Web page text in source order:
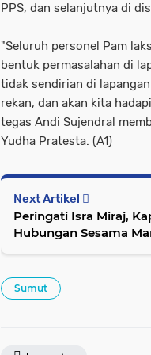
PPS, dan selanjutnya di
"Seluruh personel Pam
bentuk permasalahan di
tidak sendirian di
rekan, dan akan kita
tegas Andi Sujendral
Yudha Pratesta. (A1)
Next Artikel
Peringati Isra Miraj,
Hubungan Sesama
Sumut